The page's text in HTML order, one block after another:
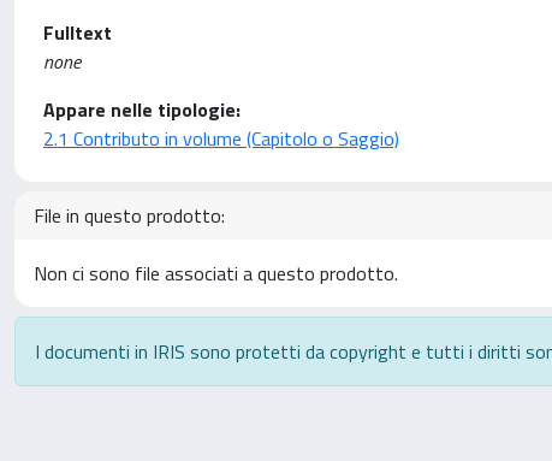
Fulltext
none
Appare nelle tipologie:
2.1 Contributo in volume (Capitolo o Saggio)
File in questo prodotto:
Non ci sono file associati a questo prodotto.
I documenti in IRIS sono protetti da copyright e tutti i diritti